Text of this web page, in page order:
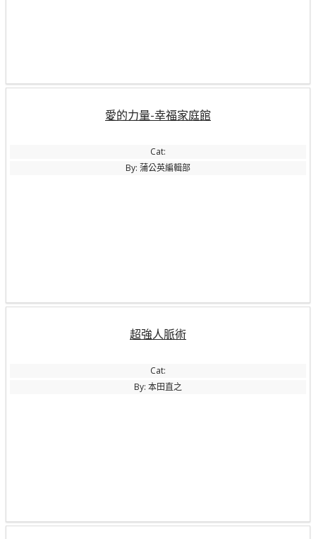
愛的力量-幸福家庭館
Cat:
By: 蒲公英編輯部
超強人脈術
Cat:
By: 本田直之